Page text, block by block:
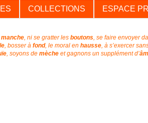
COLLECTIONS ESPACE
manche, ni se gratter les boutons, se faire envoyer
, bosser à fond, le moral en hausse, à s’exercer
, soyons de mèche et gagnons un supplément d’